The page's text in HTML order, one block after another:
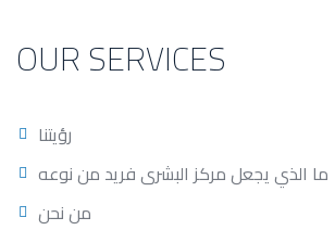
OUR SERVICES
رؤيتنا
ما الذي يجعل مركز البشرى فريد من نوعه
من نحن